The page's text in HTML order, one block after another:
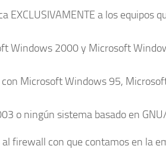
EXCLUSIVAMENTE a los equipos
Windows 2000 y Microsoft
Microsoft Windows 95,
o ningún sistema basado en
firewall con que contamos en la